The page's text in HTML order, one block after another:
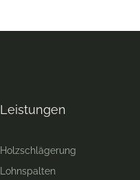
Leistungen
Holzschlägerung
Lohnspalten